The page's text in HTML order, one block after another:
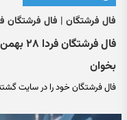
فال فرشتگان | فال فرشتگان
فال
بخوان
فال فرشتگان خود را در سایت